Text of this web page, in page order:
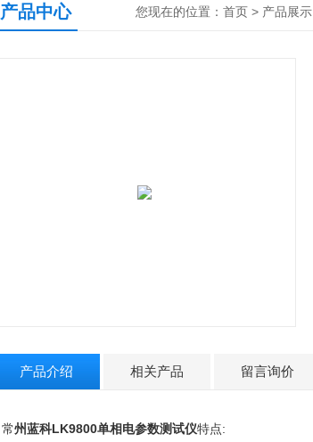
产品中心 您现在的位置： 首页 > 产品展示
产品介绍 相关产品 留言询价
常州蓝科LK9800单相电参数测试仪特点: